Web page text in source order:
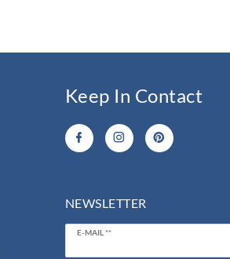
Keep In Contact
NEWSLETTER
E-MAIL **